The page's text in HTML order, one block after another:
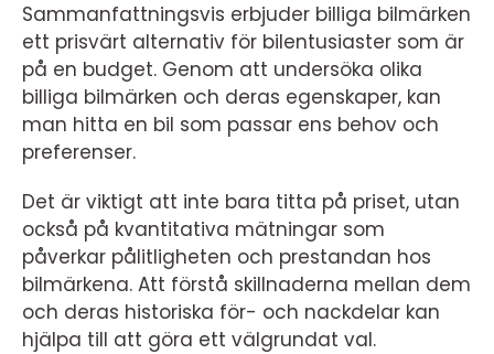
Sammanfattningsvis erbjuder billiga bilmärken
ett prisvärt alternativ för bilentusiaster som är
på en budget. Genom att undersöka olika
billiga bilmärken och deras egenskaper, kan
man hitta en bil som passar ens behov och
preferenser.
Det är viktigt att inte bara titta på priset, utan
också på kvantitativa mätningar som
påverkar pålitligheten och prestandan hos
bilmärkena. Att förstå skillnaderna mellan dem
och deras historiska för- och nackdelar kan
hjälpa till att göra ett välgrundat val.